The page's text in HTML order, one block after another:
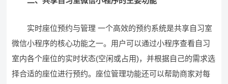
实时座位预约与管理 一个高效的预约系统是共享自习室
微信小程序的核心功能之一。用户可以通过小程序查看自习
室内各个座位的实时状态(空闲或占用)，并根据自己的需求选
择合适的座位进行预约。座位管理功能还可以帮助商家对每